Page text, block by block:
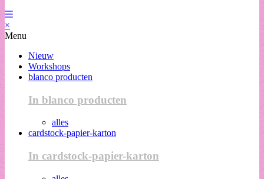
×
Menu
Nieuw
Workshops
blanco producten
In blanco producten
alles
cardstock-papier-karton
In cardstock-papier-karton